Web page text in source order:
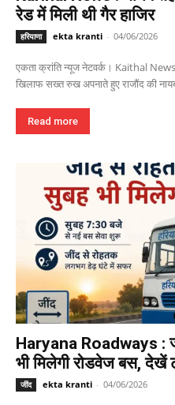
रेड में मिली थी गैर हाजिर
हरियाणा ekta kranti - 04/06/2026
एकता क्रांति न्यूज नेटवर्क। Kaithal
खिलाफ सख्त रुख अपनाते हुए राजौंद की
Read more
Haryana Roadways :
भी मिलेगी रोडवेज बस, देखें
जींद ekta kranti - 04/06/2026